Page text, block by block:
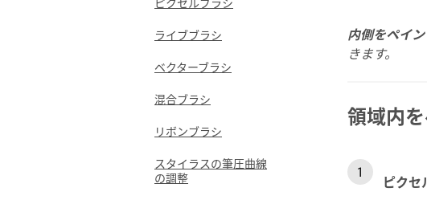
ライブブラシ
ベクターブラシ
混合ブラシ
リボンブラシ
スタイラスの筆圧曲線
の調整
内側をペイ
きます。
領域内
ピクセ